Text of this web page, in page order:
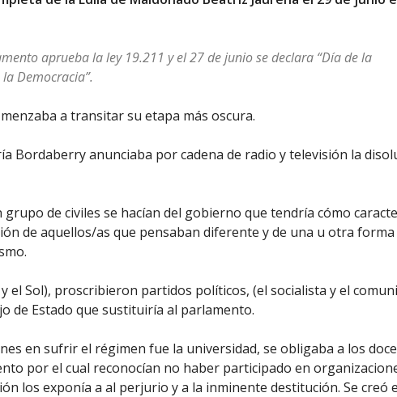
aprueba la ley 19.211 y el 27 de junio se declara “Día de la
Democracia”.
a transitar su etapa más oscura.
Bordaberry anunciaba por cadena de radio y televisión la
de civiles se hacían del gobierno que tendría cómo
de aquellos/as que pensaban diferente y de una u otra forma
el Sol), proscribieron partidos políticos, (el socialista y el
de Estado que sustituiría al parlamento.
en sufrir el régimen fue la universidad, se obligaba a los
por el cual reconocían no haber participado en
los exponía a al perjurio y a la inminente destitución. Se creó